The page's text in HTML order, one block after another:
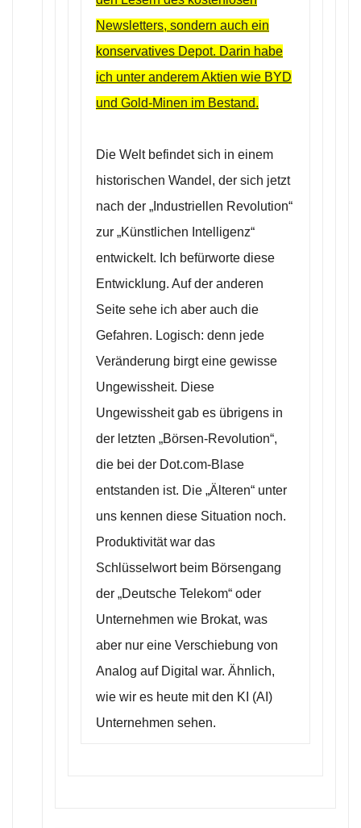
Newsletters, sondern auch ein
konservatives Depot. Darin habe
ich unter anderem Aktien wie BYD
und Gold-Minen im Bestand.
Die Welt befindet sich in einem
historischen Wandel, der sich jetzt
nach der „Industriellen Revolution“
zur „Künstlichen Intelligenz“
entwickelt. Ich befürworte diese
Entwicklung. Auf der anderen
Seite sehe ich aber auch die
Gefahren. Logisch: denn jede
Veränderung birgt eine gewisse
Ungewissheit. Diese
Ungewissheit gab es übrigens in
der letzten „Börsen-Revolution“,
die bei der Dot.com-Blase
entstanden ist. Die „Älteren“ unter
uns kennen diese Situation noch.
Produktivität war das
Schlüsselwort beim Börsengang
der „Deutsche Telekom“ oder
Unternehmen wie Brokat, was
aber nur eine Verschiebung von
Analog auf Digital war. Ähnlich,
wie wir es heute mit den KI (AI)
Unternehmen sehen.